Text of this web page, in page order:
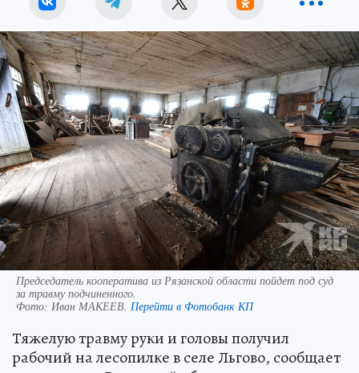
Председатель кооператива из Рязанской области пойдет под суд
за травму подчиненного.
Фото: Иван МАКЕЕВ. Перейти в Фотобанк КП
Тяжелую травму руки и головы получил
рабочий на лесопилке в селе Льгово, сообщает